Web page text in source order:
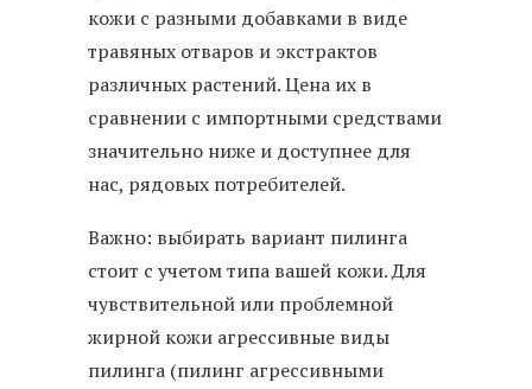
кожи с разными добавками в виде
травяных отваров и экстрактов
различных растений. Цена их в
сравнении с импортными средствами
значительно ниже и доступнее для
нас, рядовых потребителей.
Важно: выбирать вариант пилинга
стоит с учетом типа вашей кожи. Для
чувствительной или проблемной
жирной кожи агрессивные виды
пилинга (пилинг агрессивными